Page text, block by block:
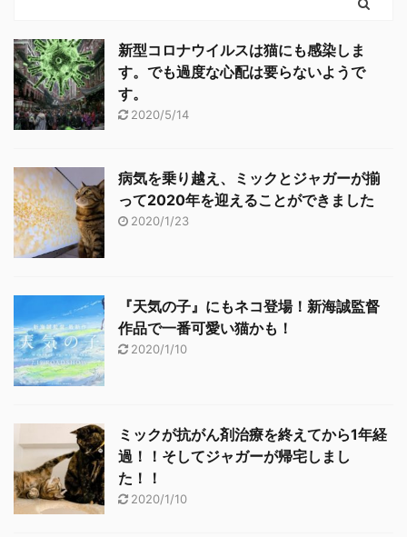
新型コロナウイルスは猫にも感染しま
す。でも過度な心配は要らないようで
す。
2020/5/14
病気を乗り越え、ミックとジャガーが揃
って2020年を迎えることができました
2020/1/23
『天気の子』にもネコ登場！新海誠監督
作品で一番可愛い猫かも！
2020/1/10
ミックが抗がん剤治療を終えてから1年経
過！！そしてジャガーが帰宅しまし
た！！
2020/1/10